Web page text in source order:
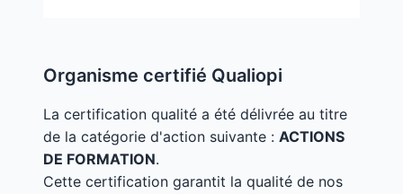
Organisme certifié Qualiopi
La certification qualité a été délivrée au titre
de la catégorie d'action suivante : ACTIONS
DE FORMATION.
Cette certification garantit la qualité de nos